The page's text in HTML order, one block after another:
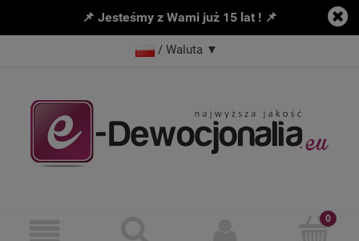
📌 Jesteśmy z Wami już 15 lat ! 📌
/ Waluta ▼